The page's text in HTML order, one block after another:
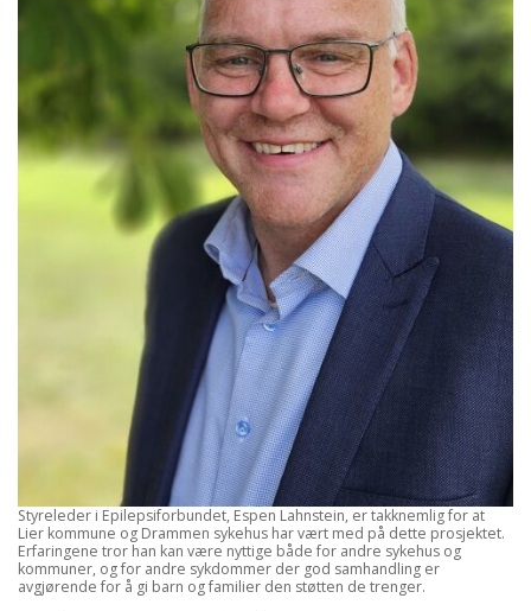
Styreleder i Epilepsiforbundet, Espen Lahnstein, er takknemlig for at
Lier kommune og Drammen sykehus har vært med på dette prosjektet.
Erfaringene tror han kan være nyttige både for andre sykehus og
kommuner, og for andre sykdommer der god samhandling er
avgjørende for å gi barn og familier den støtten de trenger.